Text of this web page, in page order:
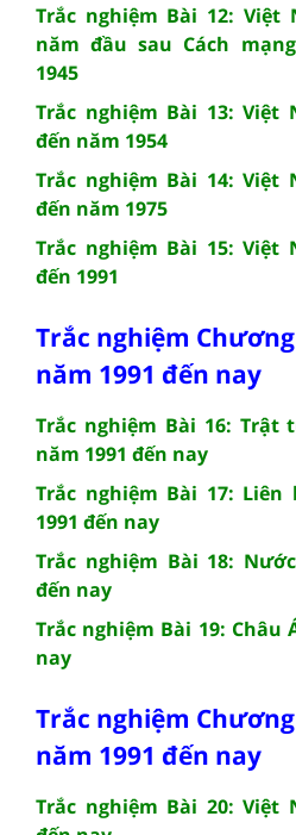
Trắc nghiệm Bài 12: Việt
năm đầu sau Cách
1945
Trắc nghiệm Bài 13: Việt
đến năm 1954
Trắc nghiệm Bài 14: Việt
đến năm 1975
Trắc nghiệm Bài 15: Việt
đến 1991
Trắc nghiệm
năm 1991 đến nay
Trắc nghiệm Bài 16:
năm 1991 đến nay
Trắc nghiệm Bài 17:
1991 đến nay
Trắc nghiệm Bài 18:
đến nay
Trắc nghiệm Bài 19: Châu
nay
Trắc nghiệm
năm 1991 đến nay
Trắc nghiệm Bài 20: Việt